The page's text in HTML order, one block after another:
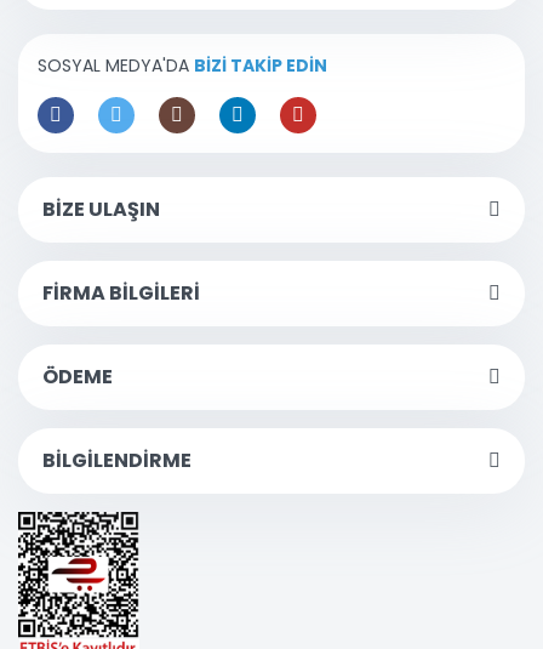
SOSYAL MEDYA'DA BİZİ TAKİP EDİN
BİZE ULAŞIN
FİRMA BİLGİLERİ
ÖDEME
BİLGİLENDİRME